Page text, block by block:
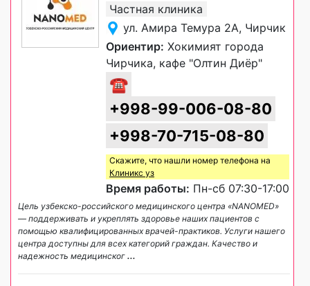
Частная клиника
ул. Амира Темура 2А, Чирчик
Ориентир: Хокимият города
Чирчика, кафе "Олтин Диёр"
☎
+998-99-006-08-80
+998-70-715-08-80
Скажите, что нашли номер телефона на
Клиникс уз
Время работы: Пн-сб 07:30-17:00
Цель узбекско-российского медицинского центра «NANOMED»
— поддерживать и укреплять здоровье наших пациентов с
помощью квалифицированных врачей-практиков. Услуги нашего
центра доступны для всех категорий граждан. Качество и
надежность медицинског ...